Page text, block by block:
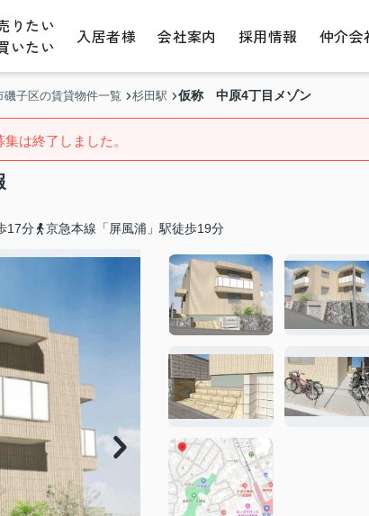
りたい
いたい
入居者様 会社案内 採用情報 仲介会
磯子区の賃貸物件一覧 杉田駅 仮称 中原4丁目メゾン
は終了しました。
17分 京急本線「屏風浦」駅徒歩19分